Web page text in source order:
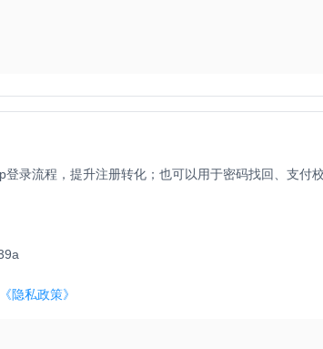
录流程，提升注册转化；也可以用于密码找回、支付
《隐私政策》